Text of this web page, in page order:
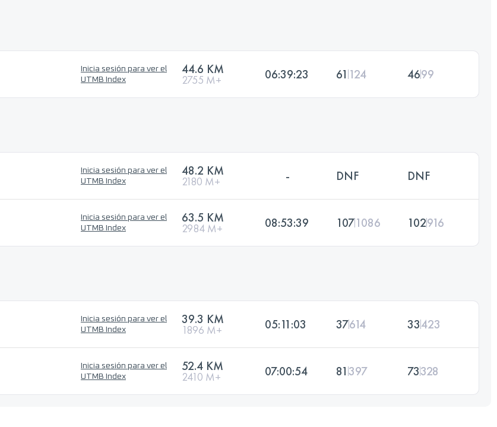
Inicia sesión para ver el
UTMB Index
44.6 KM
2755 M+ 06:39:23 61 124 4699
Inicia sesión para ver el
UTMB Index
48.2 KM
2180 M+ - DNF DNF
Inicia sesión para ver el
UTMB Index
63.5 KM
2984 M+ 08:53:39 1071086 102916
Inicia sesión para ver el
UTMB Index
39.3 KM
1896 M+ 05:11:03 37614 33423
Inicia sesión para ver el
UTMB Index
52.4 KM
2410 M+ 07:00:54 81397 73328